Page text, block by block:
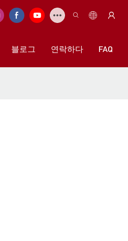
블로그 연락하다 FAQ